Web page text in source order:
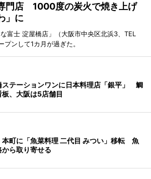
門店 1000度の炭火で焼き上げ
」に
富士 淀屋橋店」（大阪市中央区北浜3、TEL
ンして1カ月が過ぎた。
ステーションワンに日本料理店「銀平」 鯛
板、大阪は5店舗目
本町に「魚菜料理 二代目 みつい」移転 魚
から取り寄せる